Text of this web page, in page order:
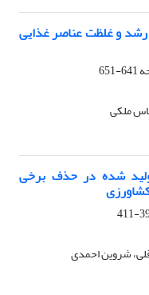
و غلظت عناصر غذایی
641-651
ملکی
شده در حذف برخی
شروین احمدی